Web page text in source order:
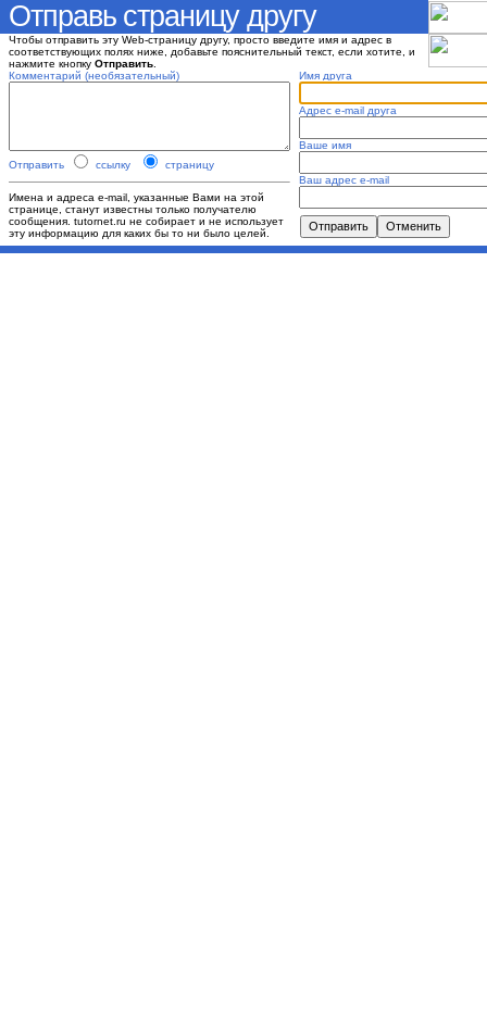
Отправь страницу другу
Чтобы отправить эту Web-страницу другу, просто введите имя и адрес в
соответствующих полях ниже, добавьте пояснительный текст, если хотите, и
нажмите кнопку Отправить
Комментарий (необязательный)
Отправить ссылку страницу
Имена и адреса e-mail, указанные Вами на этой
странице, станут известны только получателю
сообщения. tutornet.ru не собирает и не использует
эту информацию для каких бы то ни было целей.
Имя друга
Адрес e-mail друга
Ваше имя
Ваш адрес e-mail